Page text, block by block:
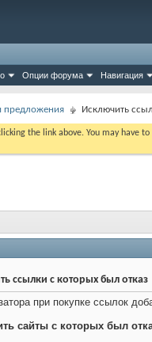
Опции форума Навигация
предложения Исключить
the link above. You may have to
ссылки с которых был отказ
при покупке ссылок
сайты с которых был